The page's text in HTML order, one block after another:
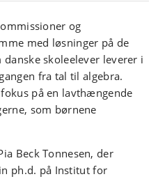
og
med løsninger på de
skoleelever leverer i
fra tal til algebra.
på en lavthængende
som børnene
Beck Tonnesen, der
ph.d. på Institut for